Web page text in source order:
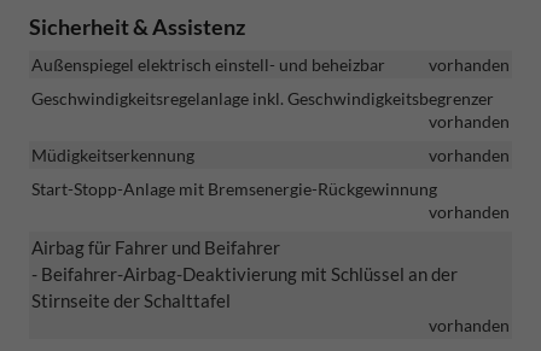
Sicherheit & Assistenz
Außenspiegel elektrisch einstell- und beheizbar
vorhanden
Geschwindigkeitsregelanlage inkl. Geschwindigkeitsbegrenzer
vorhanden
Müdigkeitserkennung
vorhanden
Start-Stopp-Anlage mit Bremsenergie-Rückgewinnung
vorhanden
Airbag für Fahrer und Beifahrer
- Beifahrer-Airbag-Deaktivierung mit Schlüssel an der
Stirnseite der Schalttafel
vorhanden